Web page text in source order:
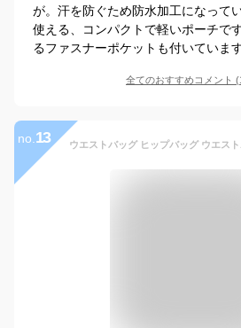
が。汗を防ぐため防水加工になって
使える、コンパクトで軽いポーチで
るファスナーポケットも付いています
全てのおすすめコメント (
no. 13